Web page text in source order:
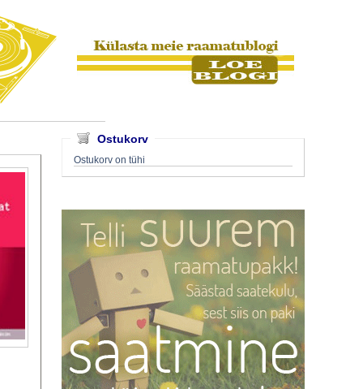
Ostukorv
Ostukorv on tühi